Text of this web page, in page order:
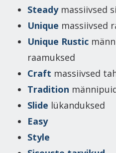
Steady massiivsed
Unique massiivsed
Unique Rustic
raamuksed
Craft massiivsed
Tradition
Slide lükanduksed
Easy
Style